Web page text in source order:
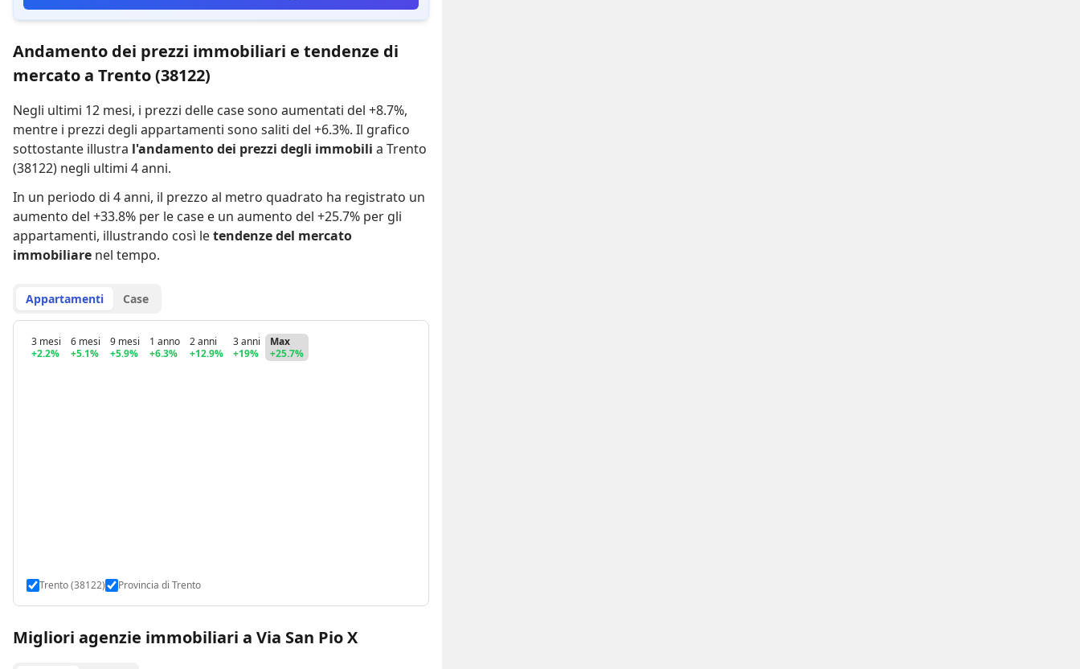
Andamento dei prezzi immobiliari e tendenze di
mercato a Trento (38122)
Negli ultimi 12 mesi, i prezzi delle case sono aumentati del +8.7%,
mentre i prezzi degli appartamenti sono saliti del +6.3%. Il grafico
sottostante illustra l'andamento dei prezzi degli immobili a Trento
(38122) negli ultimi 4 anni.
In un periodo di 4 anni, il prezzo al metro quadrato ha registrato un
aumento del +33.8% per le case e un aumento del +25.7% per gli
appartamenti, illustrando così letendenze del mercato
immobiliare nel tempo.
Appartamenti Case
3 mesi
+2.2%
6 mesi
+5.1%
9 mesi
+5.9%
1 anno
+6.3%
2 anni
+12.9%
3 anni
+19%
Max
+25.7%
Trento (38122) Provincia di Trento
Migliori agenzie immobiliari a Via San Pio X